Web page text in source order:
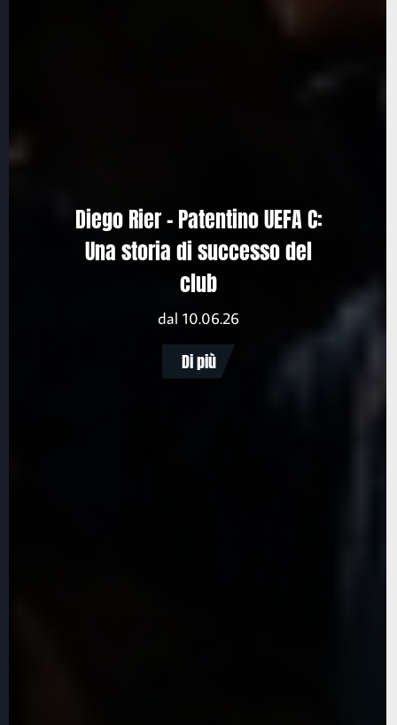
Diego Rier – Patentino UEFA C:
Una storia di successo del
club
dal 10.06.26
Di più